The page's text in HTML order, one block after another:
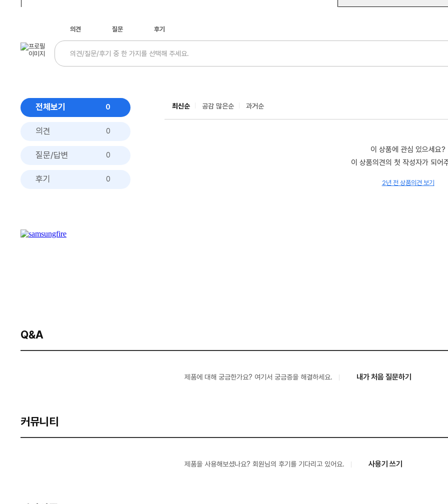
의견 질문 후기
전체보기 0
의견 0
질문/답변 0
후기 0
최신순 공감 많은순 과거순
이 상품에 관심 있으세요?
이 상품의견의 첫 작성자가 되어
2년 전 상품의견 보기
Q&A
제품에 대해 궁금한가요? 여기서 궁금증을 해결하세요. 내가 처음 질문하기
커뮤니티
제품을 사용해보셨나요? 회원님의 후기를 기다리고 있어요. 사용기 쓰기